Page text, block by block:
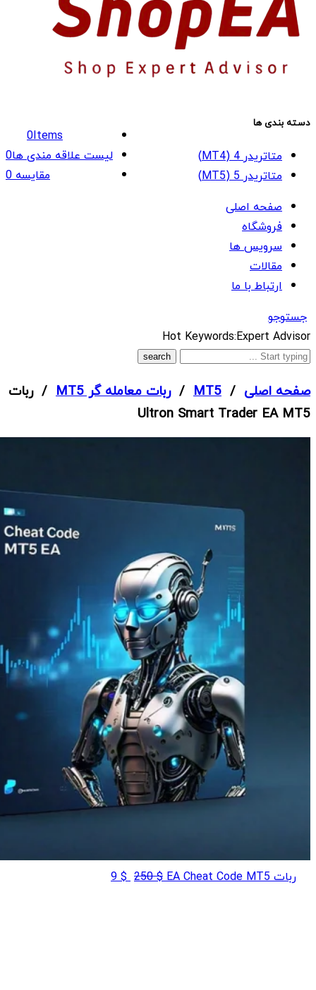
0Items
لیست علاقه مندی ها0
مقایسه0
دسته بندی ها
متاتریدر 4 (MT4)
متاتریدر 5 (MT5)
صفحه اصلی
فروشگاه
سرویس ها
مقالات
ارتباط با ما
جستوجو
What
are
looking
for?
Hot Keywords:Expert Advisor
صفحه اصلی /
MT5
/ربات معامله گر MT5
/ ربات
Ultron Smart Trader EA MT5
ربات EA Cheat Code MT5 $
250
قیمت
$
9 قیمت